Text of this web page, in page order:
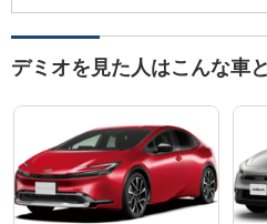
デミオを見た人はこんな車